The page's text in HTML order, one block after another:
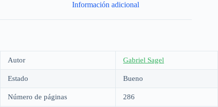
Información adicional
Autor Gabriel Sagel
Estado Bueno
Número de páginas 286